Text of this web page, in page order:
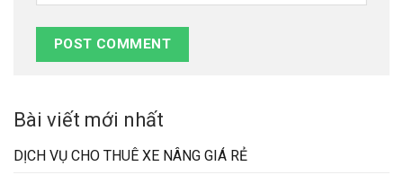
Bài viết mới nhất
DỊCH VỤ CHO THUÊ XE NÂNG GIÁ RẺ